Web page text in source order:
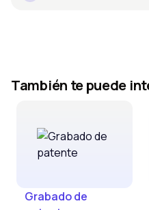
También te puede
Grabado de